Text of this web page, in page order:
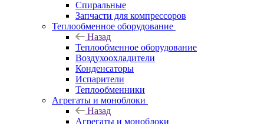
Спиральные
Запчасти для компрессоров
Теплообменное оборудование
Назад
Теплообменное оборудование
Воздухоохладители
Конденсаторы
Испарители
Теплообменники
Агрегаты и моноблоки
Назад
Агрегаты и моноблоки